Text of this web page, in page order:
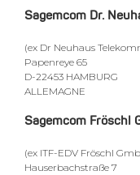
Sagemcom Dr.
(ex Dr Neuhaus
Papenreye 65
D-22453 HAMBURG
ALLEMAGNE
Sagemcom Fröschl
(ex ITF-EDV Fröschl
Hauserbachstraße 7